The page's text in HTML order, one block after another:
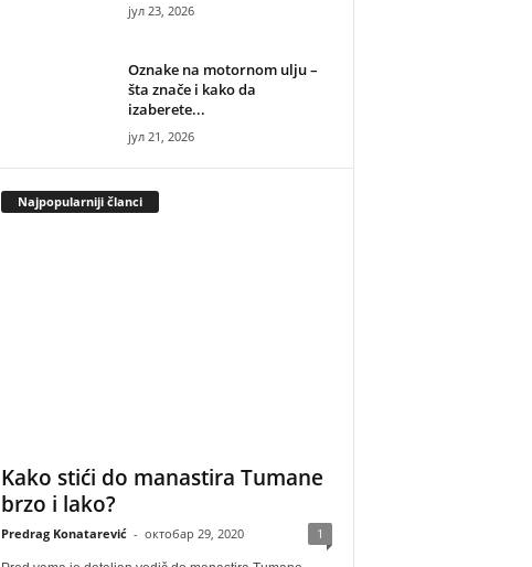
јул 23, 2026
Oznake na motornom ulju –
šta znače i kako da
izaberete...
јул 21, 2026
Najpopularniji članci
Kako stići do manastira Tumane
brzo i lako?
Predrag Konatarević - октобар 29, 2020 1